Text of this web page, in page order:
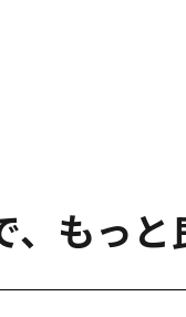
、もっ